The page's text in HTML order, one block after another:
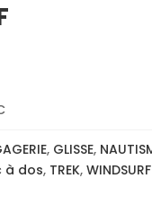
, GLISSE,
à dos, TREK, WINDSURF